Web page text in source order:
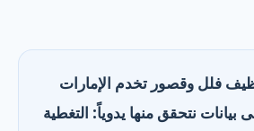
تنظيف فلل وقصور تخدم الإمارات
بيانات نتحقق منها يدوياً: التغطية